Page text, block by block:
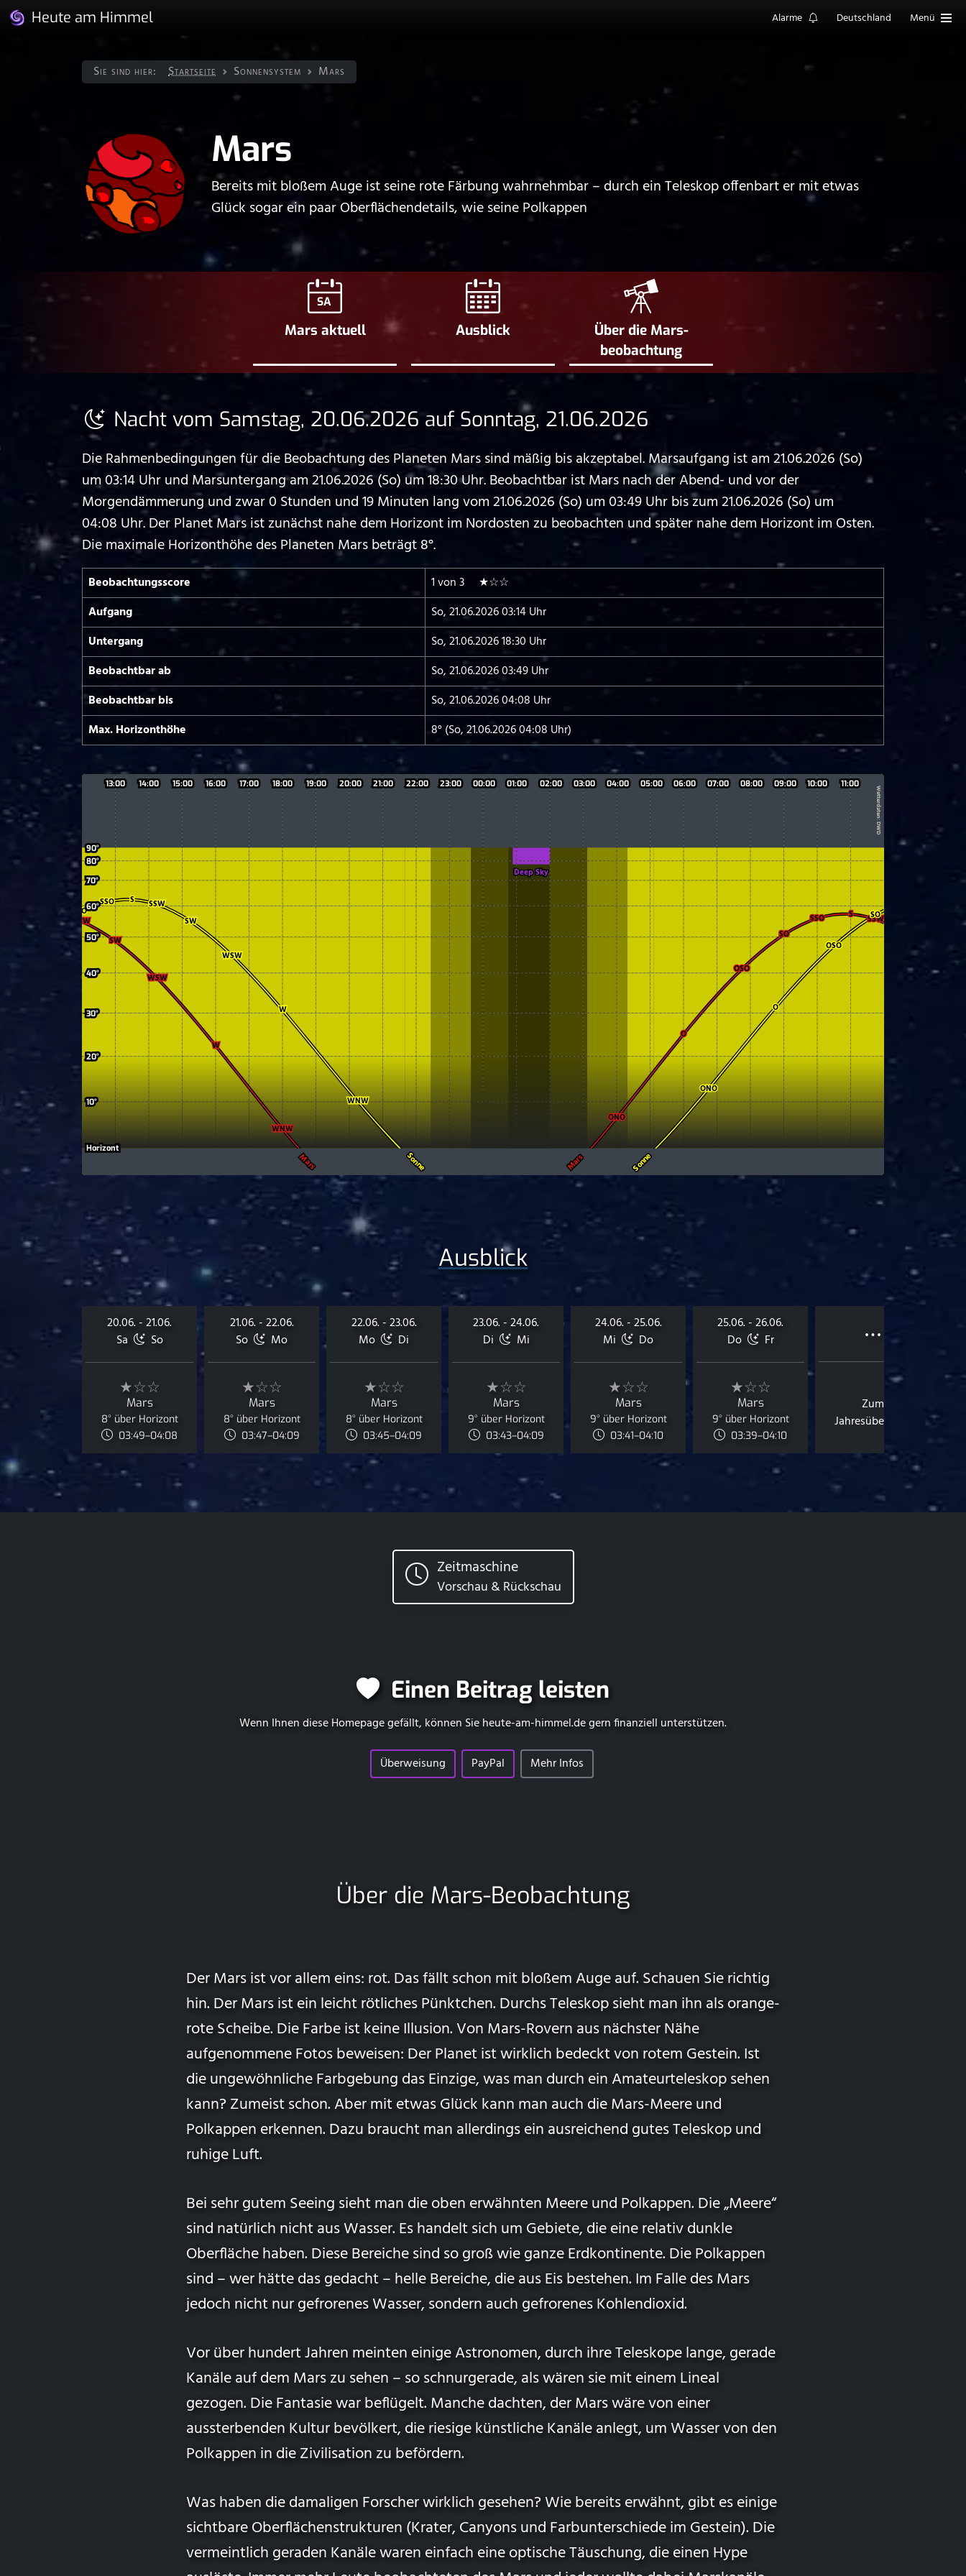
Heute am Himmel Alarme Deutschland Menü
Sie sind hier: Startseite Sonnen­system Mars
Mars
Bereits mit bloßem Auge ist seine rote Färbung wahrnehmbar – durch ein Teleskop offenbart er mit etwas
Glück sogar ein paar Oberflächendetails, wie seine Polkappen
SA
Mars aktuell Ausblick
Über die Mars­
beobachtung
Nacht vom Samstag, 20.06.2026 auf Sonntag, 21.06.2026
Die Rahmenbedingungen für die Beobachtung des Planeten Mars sind mäßig bis akzeptabel. Marsaufgang ist am 21.06.2026 (So)
um 03:14 Uhr und Marsuntergang am 21.06.2026 (So) um 18:30 Uhr. Beobachtbar ist Mars nach der Abend- und vor der
Morgendämmerung und zwar 0 Stunden und 19 Minuten lang vom 21.06.2026 (So) um 03:49 Uhr bis zum 21.06.2026 (So) um
04:08 Uhr. Der Planet Mars ist zunächst nahe dem Horizont im Nordosten zu beobachten und später nahe dem Horizont im Osten.
Die maximale Horizonthöhe des Planeten Mars beträgt 8°.
Beobachtungs­score
1 von 3 ★☆☆
Aufgang
So, 21.06.2026 03:14 Uhr
Untergang
So, 21.06.2026 18:30 Uhr
Beobachtbar ab
So, 21.06.2026 03:49 Uhr
Beobachtbar bis
So, 21.06.2026 04:08 Uhr
Max. Horizont­höhe
8° (So, 21.06.2026 04:08 Uhr)
Ausblick
20.06. - 21.06.
Sa
So
★☆☆
Mars
8° über Horizont
03:49–04:08
21.06. - 22.06.
So
Mo
★☆☆
Mars
8° über Horizont
03:47–04:09
22.06. - 23.06.
Mo
Di
★☆☆
Mars
8° über Horizont
03:45–04:09
23.06. - 24.06.
Di
Mi
★☆☆
Mars
9° über Horizont
03:43–04:09
24.06. - 25.06.
Mi
Do
★☆☆
Mars
9° über Horizont
03:41–04:10
25.06. - 26.06.
Do
Fr
★☆☆
Mars
9° über Horizont
03:39–04:10
…
Zum
Jahresüberblick
Zeitmaschine
Vorschau & Rückschau
Einen Beitrag leisten
Wenn Ihnen diese Homepage gefällt, können Sieheute-am-himmel.degern finanziell unterstützen.
Überweisung PayPal Mehr Infos
Über die Mars-Beobachtung
Der Mars ist vor allem eins: rot. Das fällt schon mit bloßem Auge auf. Schauen Sie richtig
hin. Der Mars ist ein leicht rötliches Pünktchen. Durchs Teleskop sieht man ihn als orange-
rote Scheibe. Die Farbe ist keine Illusion. Von Mars-Rovern aus nächster Nähe
aufgenommene Fotos beweisen: Der Planet ist wirklich bedeckt von rotem Gestein. Ist
die ungewöhnliche Farbgebung das Einzige, was man durch ein Amateurteleskop sehen
kann? Zumeist schon. Aber mit etwas Glück kann man auch die Mars-Meere und
Polkappen erkennen. Dazu braucht man allerdings ein ausreichend gutes Teleskop und
ruhige Luft.
Bei sehr gutem Seeing sieht man die oben erwähnten Meere und Polkappen. Die „Meere“
sind natürlich nicht aus Wasser. Es handelt sich um Gebiete, die eine relativ dunkle
Oberfläche haben. Diese Bereiche sind so groß wie ganze Erdkontinente. Die Polkappen
sind – wer hätte das gedacht – helle Bereiche, die aus Eis bestehen. Im Falle des Mars
jedoch nicht nur gefrorenes Wasser, sondern auch gefrorenes Kohlendioxid.
Vor über hundert Jahren meinten einige Astronomen, durch ihre Teleskope lange, gerade
Kanäle auf dem Mars zu sehen – so schnurgerade, als wären sie mit einem Lineal
gezogen. Die Fantasie war beflügelt. Manche dachten, der Mars wäre von einer
aussterbenden Kultur bevölkert, die riesige künstliche Kanäle anlegt, um Wasser von den
Polkappen in die Zivilisation zu befördern.
Was haben die damaligen Forscher wirklich gesehen? Wie bereits erwähnt, gibt es einige
sichtbare Oberflächenstrukturen (Krater, Canyons und Farbunterschiede im Gestein). Die
vermeintlich geraden Kanäle waren einfach eine optische Täuschung, die einen Hype